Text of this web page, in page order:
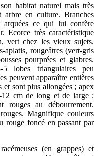
habitat naturel mais très
en culture. Branches
arquées ce qui lui confère
Ecorce très caractéristique
vert chez les vieux sujets.
aplatis, rougeâtres (vert-gris
pourprées et glabres.
5 lobes triangulaires peu
peuvent apparaître entières
et sont plus allongées ; apex
12 cm de long et de large ;
rouges au débourrement.
Magnifique couleurs
rouge foncé en passant par
(en grappes) et